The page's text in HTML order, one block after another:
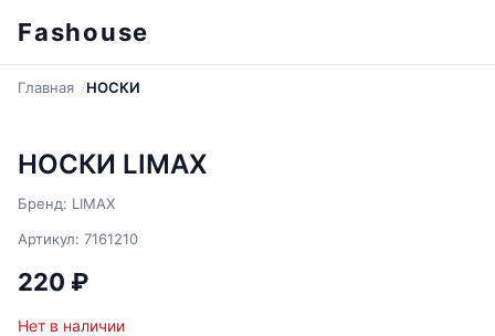
Fashouse
Главная НОСКИ
НОСКИ LIMAX
Бренд: LIMAX
Артикул: 7161210
220 ₽
Нет в наличии